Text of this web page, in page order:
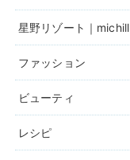
星野リゾート｜michill
ファッション
ビューティ
レシピ